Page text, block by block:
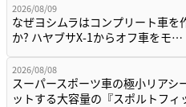
2026/08/09
なぜヨシムラはコンプリート車を
か? ハヤブサX-1からオフ車をモ…
2026/08/08
スーパースポーツ車の極小リアシ
ットする大容量の『スポルトフ